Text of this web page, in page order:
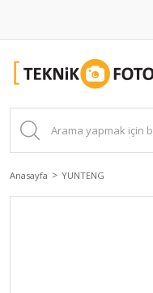
Anasayfa YUNTENG